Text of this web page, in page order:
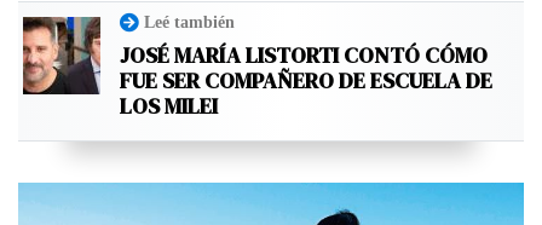
Leé también
JOSÉ MARÍA LISTORTI CONTÓ CÓMO
FUE SER COMPAÑERO DE ESCUELA DE
LOS MILEI